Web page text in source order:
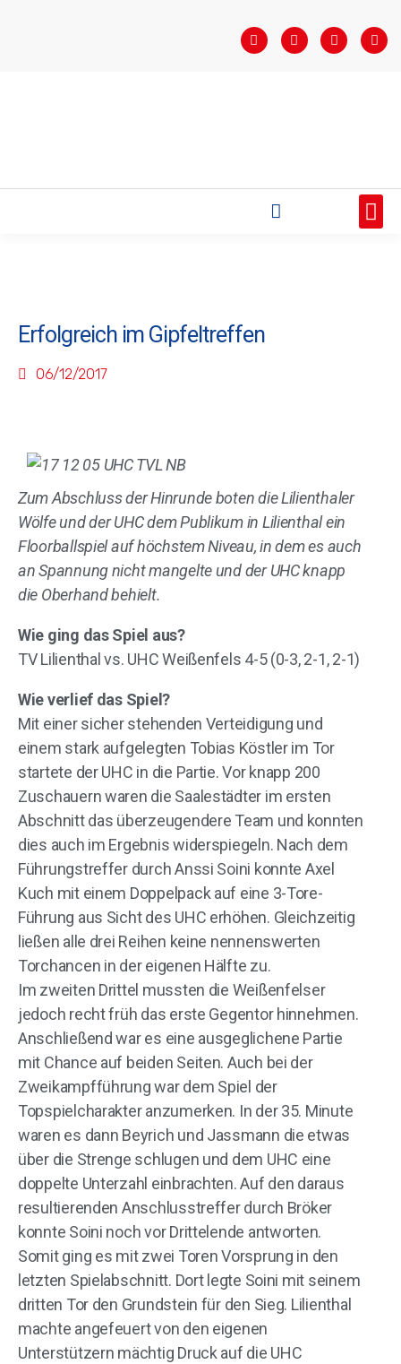
Erfolgreich im Gipfeltreffen
06/12/2017
Zum Abschluss der Hinrunde boten die Lilienthaler
Wölfe und der UHC dem Publikum in Lilienthal ein
Floorballspiel auf höchstem Niveau, in dem es auch
an Spannung nicht mangelte und der UHC knapp
die Oberhand behielt.
Wie ging das Spiel aus?
TV Lilienthal vs. UHC Weißenfels 4-5 (0-3, 2-1, 2-1)
Wie verlief das Spiel?
Mit einer sicher stehenden Verteidigung und
einem stark aufgelegten Tobias Köstler im Tor
startete der UHC in die Partie. Vor knapp 200
Zuschauern waren die Saalestädter im ersten
Abschnitt das überzeugendere Team und konnten
dies auch im Ergebnis widerspiegeln. Nach dem
Führungstreffer durch Anssi Soini konnte Axel
Kuch mit einem Doppelpack auf eine 3-Tore-
Führung aus Sicht des UHC erhöhen. Gleichzeitig
ließen alle drei Reihen keine nennenswerten
Torchancen in der eigenen Hälfte zu.
Im zweiten Drittel mussten die Weißenfelser
jedoch recht früh das erste Gegentor hinnehmen.
Anschließend war es eine ausgeglichene Partie
mit Chance auf beiden Seiten. Auch bei der
Zweikampfführung war dem Spiel der
Topspielcharakter anzumerken. In der 35. Minute
waren es dann Beyrich und Jassmann die etwas
über die Strenge schlugen und dem UHC eine
doppelte Unterzahl einbrachten. Auf den daraus
resultierenden Anschlusstreffer durch Bröker
konnte Soini noch vor Drittelende antworten.
Somit ging es mit zwei Toren Vorsprung in den
letzten Spielabschnitt. Dort legte Soini mit seinem
dritten Tor den Grundstein für den Sieg. Lilienthal
machte angefeuert von den eigenen
Unterstützern mächtig Druck auf die UHC